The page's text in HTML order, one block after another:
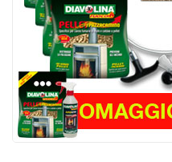
ACCENDITUTTO 30
MINUTI
1,00€